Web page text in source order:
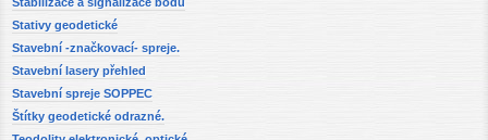
Stativy geodetické
Stavební -značkovací- spreje.
Stavební lasery přehled
Stavební spreje SOPPEC
Štítky geodetické odrazné.